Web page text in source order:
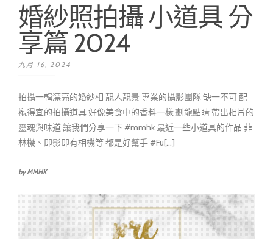
婚紗照拍攝 小道具 分
享篇 2024
九月 16, 2024
拍攝一輯漂亮的婚紗相 靚人靚景 專業的攝影團隊 缺一不可 配
襯得宜的拍攝道具 好像美食中的香料一樣 劃龍點睛 帶出相片的
靈魂與味道 讓我們分享一下 #mmhk 最近一些小道具的作品 菲
林機、即影即有相機等 都是好幫手 #Fu[...]
by MMHK